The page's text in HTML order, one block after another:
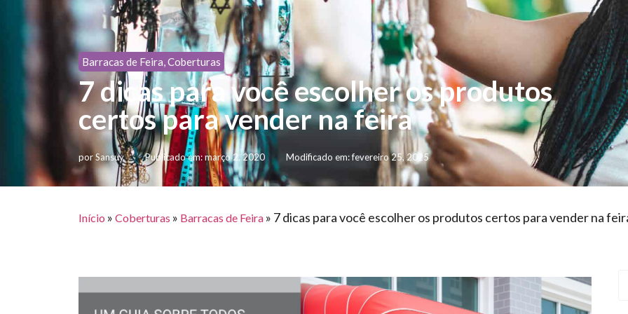
Barracas de Feira,Coberturas
7 dicas para você escolher os produtos
certos para vender na feira
porSansuy Publicado em:março 2, 2020 Modificado em: fevereiro 25, 2025
Início » Coberturas » Barracas de Feira » 7 dicas para você escolher os produtos certos para vender na